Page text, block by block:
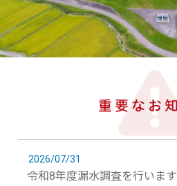
2026/07/31
令和8年度漏水調査を行います